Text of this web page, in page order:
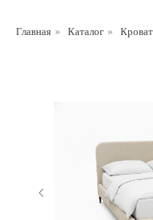
Главная » Каталог »